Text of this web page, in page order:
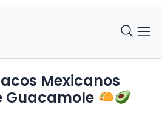
Mexicanos
Guacamole